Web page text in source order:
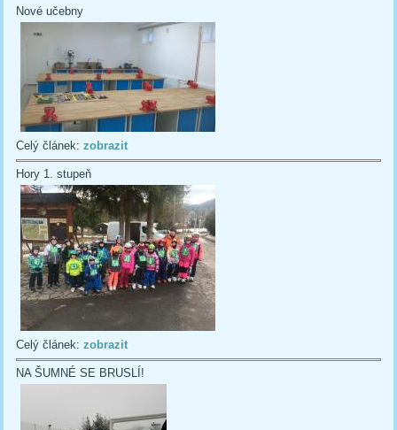
Nové učebny
Celý článek:zobrazit
Hory 1. stupeň
Celý článek:zobrazit
NA ŠUMNÉ SE BRUSLÍ!